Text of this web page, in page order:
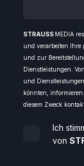
STRAUSS MEDIA
und verarbeiten Ihre
und zur
Dienstleistungen.
und
könnten,
diesem Zweck
Ich
von